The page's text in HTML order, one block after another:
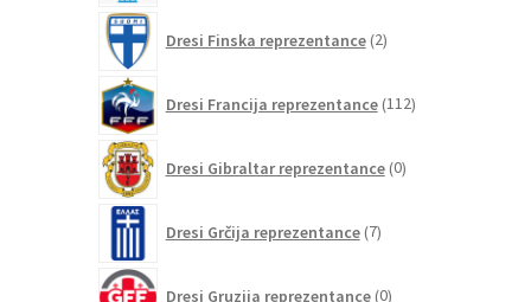
Dresi Finska reprezentance 2izdelka
Dresi Francija reprezentance 112izdelkov
Dresi Gibraltar reprezentance 0izdelkov
Dresi Grčija reprezentance 7izdelkov
Dresi Gruzija reprezentance 0